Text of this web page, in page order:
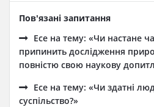
Пов'язані запитання
Есе на тему: «Чи настане
припинить дослідження
повністю свою наукову
Есе на тему: «Чи здатні
суспільство?»